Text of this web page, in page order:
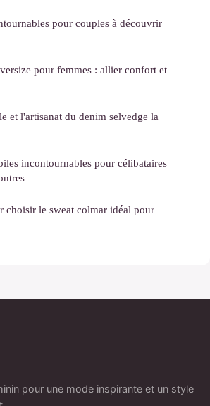
pour couples à découvrir
pour femmes : allier confort et
et l'artisanat du denim selvedge la
incontournables pour célibataires
choisir le sweat colmar idéal pour
pour une mode inspirante et un style